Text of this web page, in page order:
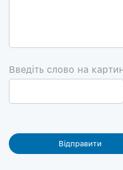
Введіть слово на